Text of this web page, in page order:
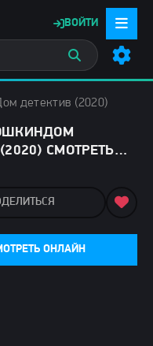
ВОЙТИ
детектив (2020)
СМОТРЕТЬ
ОНЛАЙН